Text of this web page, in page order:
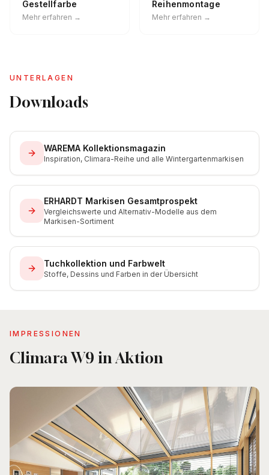
Gestellfarbe
Mehr erfahren →
Reihenmontage
Mehr erfahren →
UNTERLAGEN
Downloads
WAREMA Kollektionsmagazin
Inspiration, Climara-Reihe und alle Wintergartenmarkisen
ERHARDT Markisen Gesamtprospekt
Vergleichswerte und Alternativ-Modelle aus dem
Markisen-Sortiment
Tuchkollektion und Farbwelt
Stoffe, Dessins und Farben in der Übersicht
IMPRESSIONEN
Climara W9 in Aktion